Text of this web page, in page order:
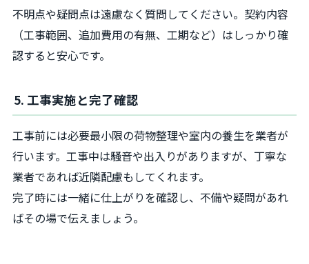
不明点や疑問点は遠慮なく質問してください。契約内容
（工事範囲、追加費用の有無、工期など）はしっかり確
認すると安心です。
5. 工事実施と完了確認
工事前には必要最小限の荷物整理や室内の養生を業者が
行います。工事中は騒音や出入りがありますが、丁寧な
業者であれば近隣配慮もしてくれます。
完了時には一緒に仕上がりを確認し、不備や疑問があれ
ばその場で伝えましょう。